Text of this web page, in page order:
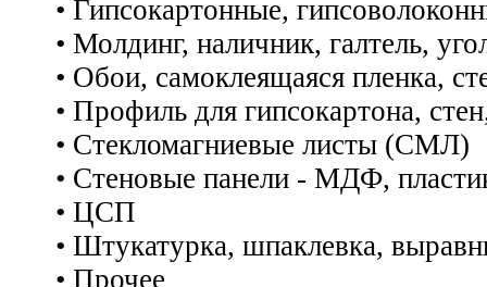
• Гипсокартонные,
• Молдинг, наличник, галтель,
• Обои, самоклеящаяся пленка,
• Профиль для гипсокартона,
• Стекломагниевые листы (СМЛ)
• Стеновые панели - МДФ,
• ЦСП
• Штукатурка, шпаклевка,
• Прочее